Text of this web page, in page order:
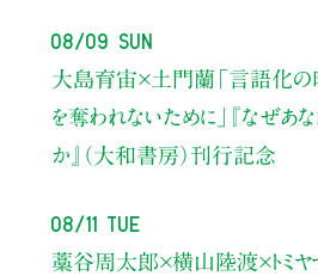
08/09 Sun
大島育宙×土門蘭 「言語化
を奪われないために」
『なぜあ
か』（大和書房）刊行記念
08/11 Tue
藁谷周太郎×横山陸渡×トミヤ